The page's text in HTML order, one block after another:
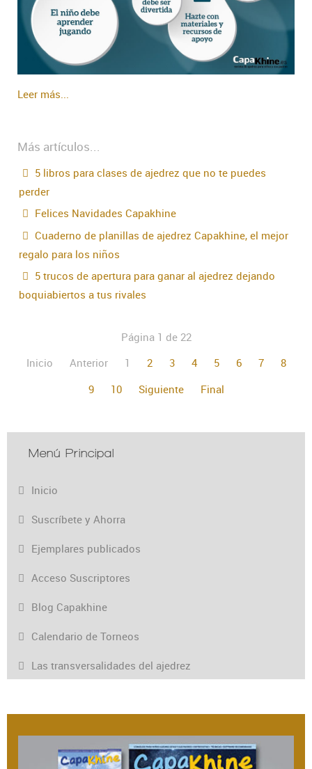
Leer más...
Más artículos...
5 libros para clases de ajedrez que no te puedes
perder
Felices Navidades Capakhine
Cuaderno de planillas de ajedrez Capakhine, el mejor
regalo para los niños
5 trucos de apertura para ganar al ajedrez dejando
boquiabiertos a tus rivales
Página 1 de 22
Inicio
Anterior 1 2 3 4 5 6 7
8
9
10 Siguiente Final
Menú Principal
Inicio
Suscríbete y Ahorra
Ejemplares publicados
Acceso Suscriptores
Blog Capakhine
Calendario de Torneos
Las transversalidades del ajedrez